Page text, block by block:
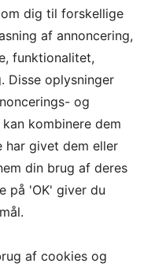
og få inspiration
Vi samler
historier og
og indretter.
dig til forskellige
af annoncering,
funktionalitet,
Disse oplysninger
og
kombinere dem
har givet dem eller
din brug af deres
på 'OK' giver du
af cookies og